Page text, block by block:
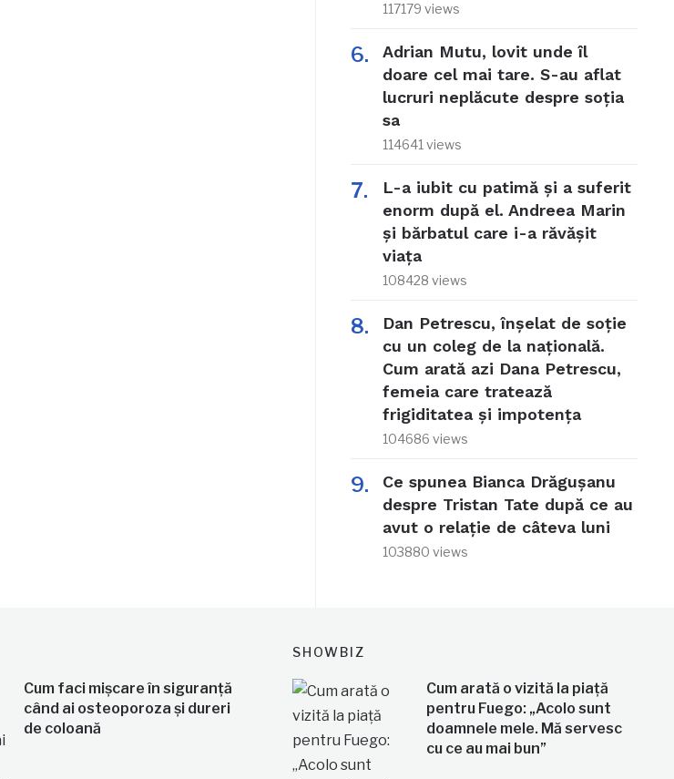
117179 views
Adrian Mutu, lovit unde îl
doare cel mai tare. S-au aflat
lucruri neplăcute despre soția
sa
114641 views
L-a iubit cu patimă și a suferit
enorm după el. Andreea Marin
și bărbatul care i-a răvășit
viața
108428 views
Dan Petrescu, înșelat de soție
cu un coleg de la națională.
Cum arată azi Dana Petrescu,
femeia care tratează
frigiditatea și impotența
104686 views
Ce spunea Bianca Drăgușanu
despre Tristan Tate după ce au
avut o relație de câteva luni
103880 views
Cum faci mișcare în siguranță
când ai osteoporoza și dureri
de coloană
SHOWBIZ
Cum arată o vizită la piață
pentru Fuego: „Acolo sunt
doamnele mele. Mă servesc
cu ce au mai bun”